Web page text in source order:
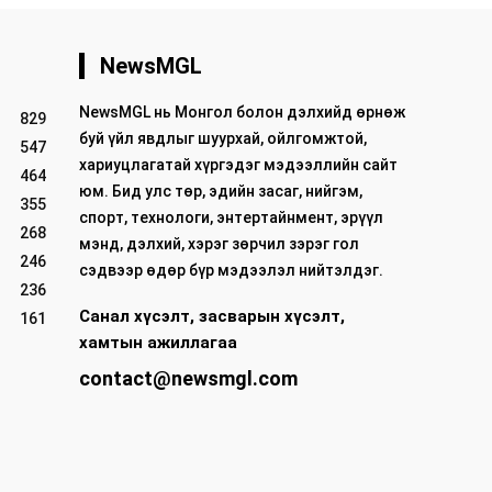
829
547
464
355
268
246
236
161
NewsMGL
NewsMGL нь Монгол болон дэлхийд өрнөж
буй үйл явдлыг шуурхай, ойлгомжтой,
хариуцлагатай хүргэдэг мэдээллийн сайт
юм. Бид улс төр, эдийн засаг, нийгэм,
спорт, технологи, энтертайнмент, эрүүл
мэнд, дэлхий, хэрэг зөрчил зэрэг гол
сэдвээр өдөр бүр мэдээлэл нийтэлдэг.
Санал хүсэлт, засварын хүсэлт,
хамтын ажиллагаа
contact@newsmgl.com